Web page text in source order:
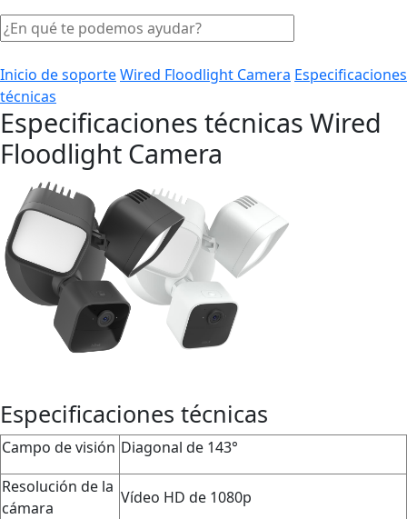
Inicio de soporteWired Floodlight Camera Especificaciones
técnicas
Especificaciones técnicas Wired
Floodlight Camera
Especificaciones técnicas
Campo de visión Diagonal de 143°
Resolución de la
cámara
Vídeo HD de 1080p